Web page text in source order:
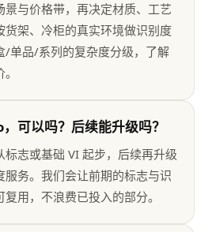
景与价格带，再决定材质、工艺
货架、冷柜的真实环境做识别度
/单品/系列的复杂度分级，了解
可以吗？后续能升级吗？
标志或基础 VI 起步，后续再升级
服务。我们会让前期的标志与识
用，不浪费已投入的部分。